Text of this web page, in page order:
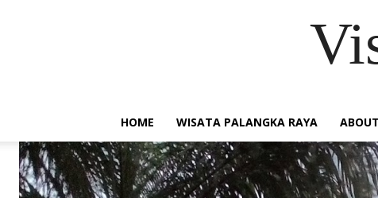
HOME WISATA PALANGKA RAYA ABOUT